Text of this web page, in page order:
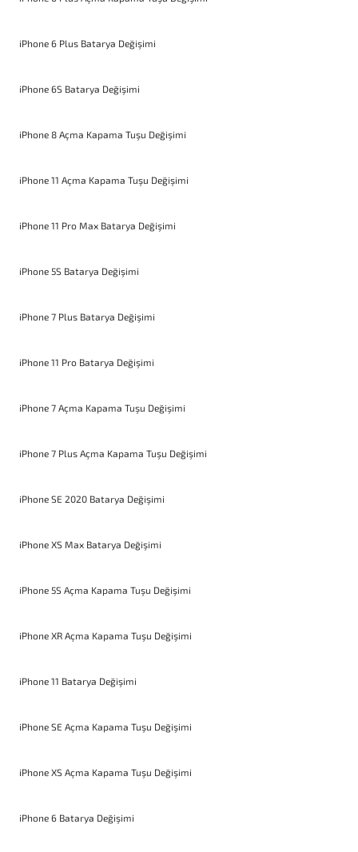
iPhone 6 Plus Batarya Değişimi
iPhone 6S Batarya Değişimi
iPhone 8 Açma Kapama Tuşu Değişimi
iPhone 11 Açma Kapama Tuşu Değişimi
iPhone 11 Pro Max Batarya Değişimi
iPhone 5S Batarya Değişimi
iPhone 7 Plus Batarya Değişimi
iPhone 11 Pro Batarya Değişimi
iPhone 7 Açma Kapama Tuşu Değişimi
iPhone 7 Plus Açma Kapama Tuşu Değişimi
iPhone SE 2020 Batarya Değişimi
iPhone XS Max Batarya Değişimi
iPhone 5S Açma Kapama Tuşu Değişimi
iPhone XR Açma Kapama Tuşu Değişimi
iPhone 11 Batarya Değişimi
iPhone SE Açma Kapama Tuşu Değişimi
iPhone XS Açma Kapama Tuşu Değişimi
iPhone 6 Batarya Değişimi